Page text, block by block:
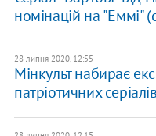
номінацій на "Еммі"
28 липня 2020, 12:55
Мінкульт набирає
патріотичних серіалів